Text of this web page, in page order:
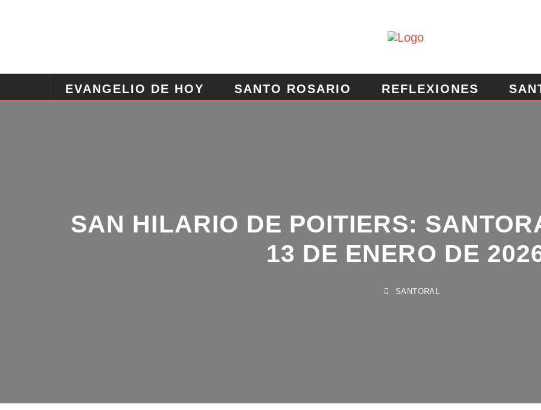
EVANGELIO DE HOY SANTO ROSARIO REFLEXIONES
SAN HILARIO DE POITIERS:
13 DE ENERO DE 2026